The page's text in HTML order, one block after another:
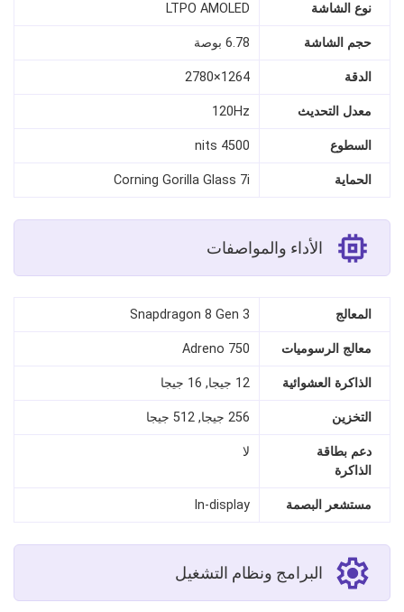
نوع الشاشة LTPO AMOLED
حجم الشاشة 6.78 بوصة
الدقة 1264×2780
معدل التحديث 120Hz
السطوع 4500 nits
الحماية Corning Gorilla Glass 7i
الأداء والمواصفات
المعالج Snapdragon 8 Gen 3
معالج الرسوميات Adreno 750
الذاكرة العشوائية 12 جيجا, 16 جيجا
التخزين 256 جيجا, 512 جيجا
دعم بطاقة
الذاكرة
لا
مستشعر البصمة In-display
البرامج ونظام التشغيل